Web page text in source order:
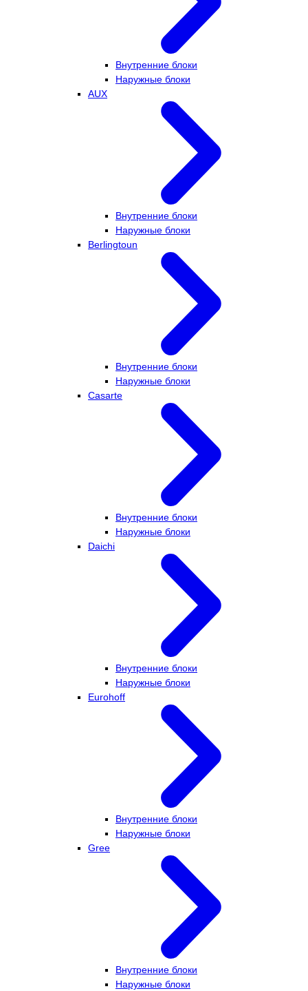
Внутренние блоки
Наружные блоки
AUX
Внутренние блоки
Наружные блоки
Berlingtoun
Внутренние блоки
Наружные блоки
Casarte
Внутренние блоки
Наружные блоки
Daichi
Внутренние блоки
Наружные блоки
Eurohoff
Внутренние блоки
Наружные блоки
Gree
Внутренние блоки
Наружные блоки